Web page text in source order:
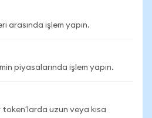
arasında işlem yapın.
piyasalarında işlem yapın.
uzun veya kısa